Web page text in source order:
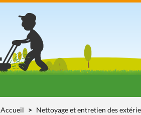
Accueil Nettoyage et entretien des